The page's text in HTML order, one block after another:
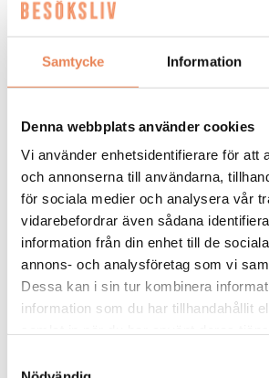
Samtycke Information
Denna webbplats använder cookies
Vi använder enhetsidentifierare för att
och annonserna till användarna,
för sociala medier och analysera vår
vidarebefordrar även sådana
information från din enhet till de
annons- och analysföretag som vi
Dessa kan i sin tur kombinera
information som du har tillhandahållit
HOTELL | 3 augusti 2026
Nu inleds nästa fas
Sheraton
NYHETER. Efter en lång